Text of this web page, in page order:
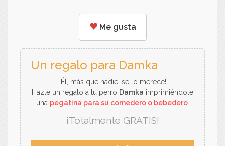
Me gusta
Un regalo para Damka
¡Él, más que nadie, se lo merece!
Hazle un regalo a tu perro Damka imprimiéndole
una pegatina para su comedero o bebedero.
¡Totalmente GRATIS!